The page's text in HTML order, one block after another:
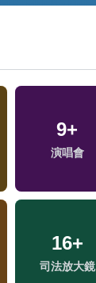
9+
演唱會
16+
司法放大鏡